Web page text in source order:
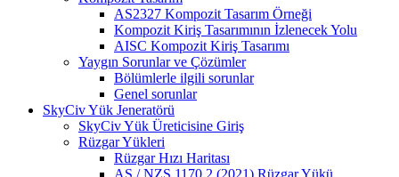
AS2327 Kompozit Tasarım Örneği
Kompozit Kiriş Tasarımının İzlenecek Yolu
AISC Kompozit Kiriş Tasarımı
Yaygın Sorunlar ve Çözümler
Bölümlerle ilgili sorunlar
Genel sorunlar
SkyCiv Yük Jeneratörü
SkyCiv Yük Üreticisine Giriş
Rüzgar Yükleri
Rüzgar Hızı Haritası